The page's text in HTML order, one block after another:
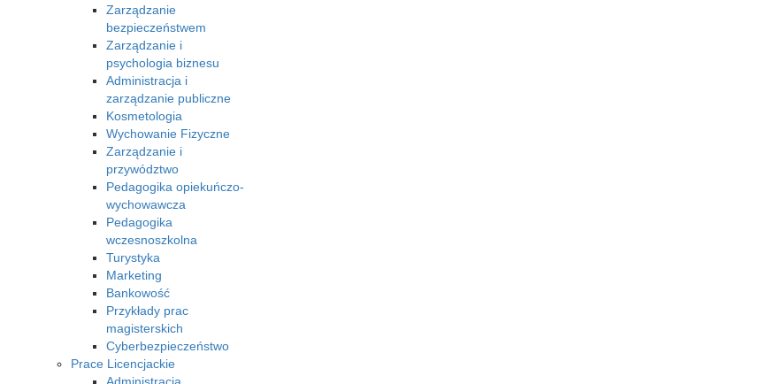
Zarządzanie
bezpieczeństwem
Zarządzanie i
psychologia biznesu
Administracja i
zarządzanie publiczne
Kosmetologia
Wychowanie Fizyczne
Zarządzanie i
przywództwo
Pedagogika opiekuńczo-
wychowawcza
Pedagogika
wczesnoszkolna
Turystyka
Marketing
Bankowość
Przykłady prac
magisterskich
Cyberbezpieczeństwo
Prace Licencjackie